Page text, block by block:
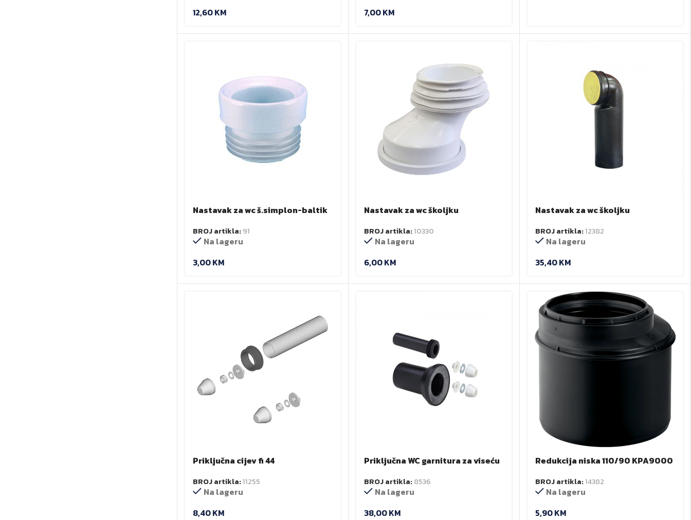
12,60KM
7,00KM
Nastavak za wc š.simplon-baltik
BROJ artikla:91
Na lageru
3,00KM
Nastavak za wc školjku
BROJ artikla:10330
Na lageru
6,00KM
Nastavak za wc školjku
BROJ artikla:12382
Na lageru
35,40KM
Priključna cijev fi 44
BROJ artikla:11255
Na lageru
8,40KM
Priključna WC garnitura za viseću
BROJ artikla:8536
Na lageru
38,00KM
Redukcija niska 110/90 KPA9000
BROJ artikla:14382
Na lageru
5,90KM